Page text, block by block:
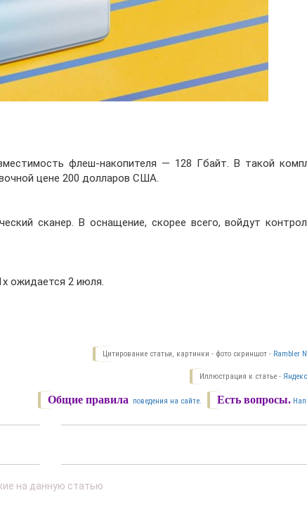
флеш-накопителя — 128 Гбайт. В такой
цене 200 долларов США.
сканер. В оснащение, скорее всего, войдут
ожидается 2 июля.
Цитирование статьи, картинки - фото скриншот - Rambler
Иллюстрация к статье -
Есть вопросы.
Общие правила поведения на сайте.